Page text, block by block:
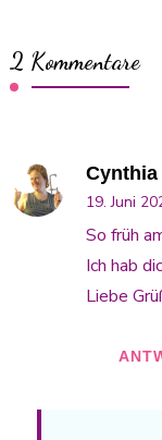
2 Kommentare
Cynthia
19. Juni
So früh
Ich hab
Liebe